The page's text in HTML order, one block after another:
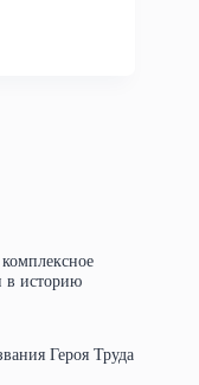
в историю
Героя Труда